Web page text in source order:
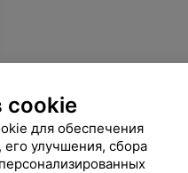
cookie
для обеспечения
его улучшения, сбора